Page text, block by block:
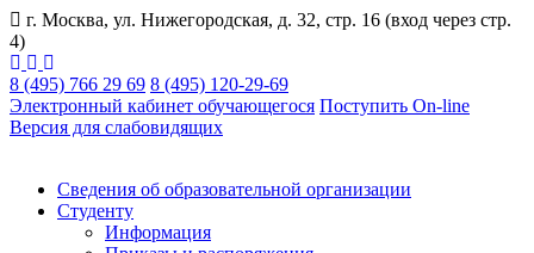
г. Москва, ул. Нижегородская, д. 32, стр. 16 (вход через стр.
4)
8 (495) 766 29 69 8 (495) 120-29-69
Электронный кабинет обучающегося Поступить On-line
Версия для слабовидящих
Сведения об образовательной организации
Студенту
Информация